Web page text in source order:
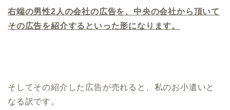
右端の男性2人の会社の広告を、中央の会社から頂いて
その広告を紹介するといった形になります。
そしてその紹介した広告が売れると、私のお小遣いと
なる訳です。